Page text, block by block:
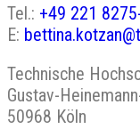
Tel.: +49 221
E:
Technische
Gustav-
50968 Köln